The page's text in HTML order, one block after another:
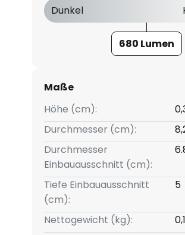
Dunkel
680 Lumen
Maße
Höhe (cm):
Durchmesser (cm):
Durchmesser
Einbauausschnitt (cm):
Tiefe Einbauausschnitt
(cm):
5
Nettogewicht (kg):